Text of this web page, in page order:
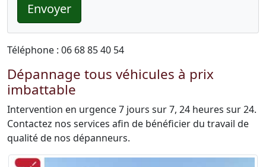
Envoyer
Téléphone : 06 68 85 40 54
Dépannage tous véhicules à prix
imbattable
Intervention en urgence 7 jours sur 7, 24 heures sur 24.
Contactez nos services afin de bénéficier du travail de
qualité de nos dépanneurs.